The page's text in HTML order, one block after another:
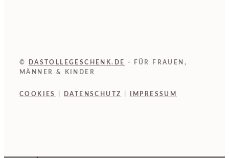
© DASTOLLEGESCHENK.DE
- FÜR FRAUEN,
MÄNNER & KINDER
COOKIES DATENSCHUTZ IMPRESSUM